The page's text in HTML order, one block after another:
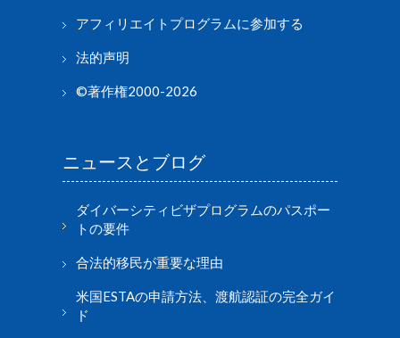
アフィリエイトプログラムに参加する
法的声明
©著作権2000-2026
ニュースとブログ
ダイバーシティビザプログラムのパスポー
トの要件
合法的移民が重要な理由
米国ESTAの申請方法、渡航認証の完全ガイ
ド